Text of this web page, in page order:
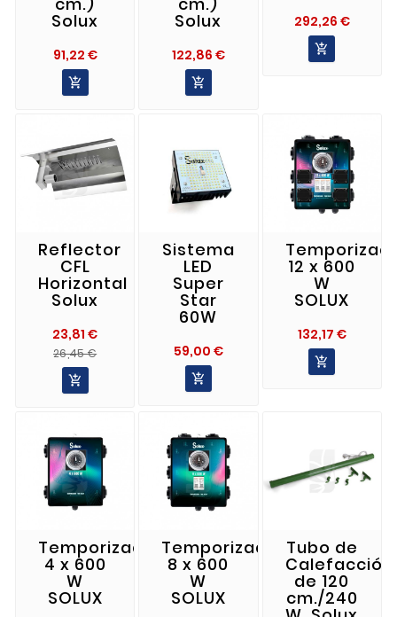
Solux
91,22 €Precio

Solux
122,86 €Precio

292,26 €Precio

Reflector
CFL
Horizontal
Solux
23,81 €
26,45 €

Sistema
LED
Super
Star
60W
59,00 €Precio

12 x 600
W
SOLUX
132,17 €Precio

Temporizador
4 x 600
W
SOLUX
Temporizador
8 x 600
W
SOLUX
Tubo de
Calefacción
de 120
cm./240